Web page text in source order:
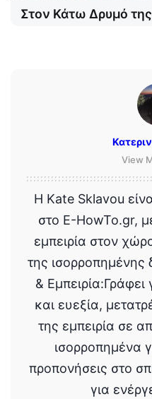
Στον Κάτω Δρυμό
View
Η Kate Sklavou
στο E-HowTo.gr,
εμπειρία στον
της ισορροπημένης
&
και ευεξία,
της εμπειρία σε
ισορροπημένα
προπονήσεις στο
για